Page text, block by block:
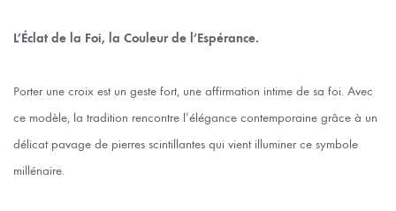
L’Éclat de la Foi, la Couleur de l’Espérance.
Porter une croix est un geste fort, une affirmation intime de sa foi. Avec
ce modèle, la tradition rencontre l’élégance contemporaine grâce à un
délicat pavage de pierres scintillantes qui vient illuminer ce symbole
millénaire.